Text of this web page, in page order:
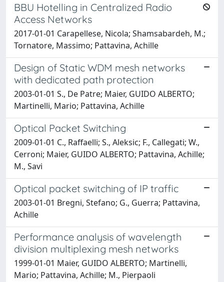
BBU Hotelling in Centralized Radio
Access Networks
2017-01-01 Carapellese, Nicola; Shamsabardeh, M.;
Tornatore, Massimo; Pattavina, Achille
Design of Static WDM mesh networks
with dedicated path protection
2003-01-01 S., De Patre; Maier, GUIDO ALBERTO;
Martinelli, Mario; Pattavina, Achille
Optical Packet Switching
2009-01-01 C., Raffaelli; S., Aleksic; F., Callegati; W.,
Cerroni; Maier, GUIDO ALBERTO; Pattavina, Achille;
M., Savi
Optical packet switching of IP traffic
2003-01-01 Bregni, Stefano; G., Guerra; Pattavina,
Achille
Performance analysis of wavelength
division multiplexing mesh networks
1999-01-01 Maier, GUIDO ALBERTO; Martinelli,
Mario; Pattavina, Achille; M., Pierpaoli